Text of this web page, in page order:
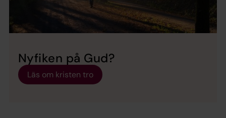
Nyfiken på Gud?
Läs om kristen tro